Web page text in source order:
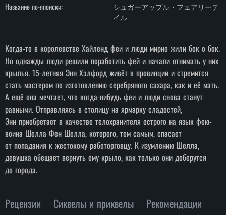
Название по-японски:
シュガーアップル・フェアリーテ
イル
Когда-то в королевстве Хайленд феи и люди мирно жили бок о бок.
Но однажды люди решили поработить фей и начали отнимать у них
крылья. 15-летняя Энн Хэлфорд живёт в провинции и стремится
стать мастером по изготовлению серебряного сахара, как и её мать.
А ещё она мечтает, что когда-нибудь феи и люди снова станут
равными. Отправляясь в столицу на ярмарку сладостей,
Энн приобретает в качестве телохранителя острого на язык фею-
воина Шелла Фен Шелла, которого, тем самым, спасает
от попадания к жестокому работорговцу. К изумлению Шелла,
девушка обещает вернуть ему крыло, как только они доберутся
до города.
Рецензии Сиквелы и приквелы Рекомендации